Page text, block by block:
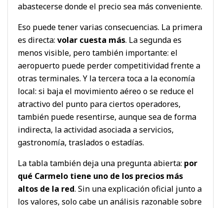
abastecerse donde el precio sea más conveniente.
Eso puede tener varias consecuencias. La primera
es directa: volar cuesta más. La segunda es
menos visible, pero también importante: el
aeropuerto puede perder competitividad frente a
otras terminales. Y la tercera toca a la economía
local: si baja el movimiento aéreo o se reduce el
atractivo del punto para ciertos operadores,
también puede resentirse, aunque sea de forma
indirecta, la actividad asociada a servicios,
gastronomía, traslados o estadías.
La tabla también deja una pregunta abierta: por
qué Carmelo tiene uno de los precios más
altos de la red. Sin una explicación oficial junto a
los valores, solo cabe un análisis razonable sobre